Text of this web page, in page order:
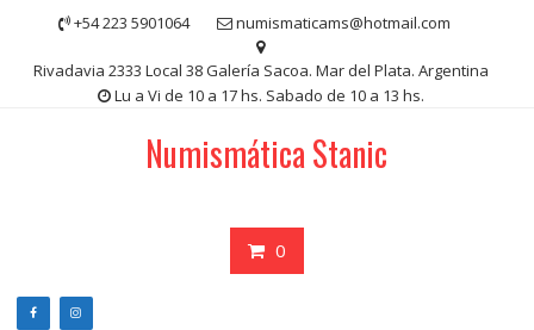
contenido
+54 223 5901064 numismaticams@hotmail.com
Rivadavia 2333 Local 38 Galería Sacoa. Mar del Plata. Argentina
Lu a Vi de 10 a 17 hs. Sabado de 10 a 13 hs.
Numismática Stanic
0